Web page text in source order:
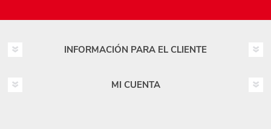
INFORMACIÓN PARA EL CLIENTE
MI CUENTA